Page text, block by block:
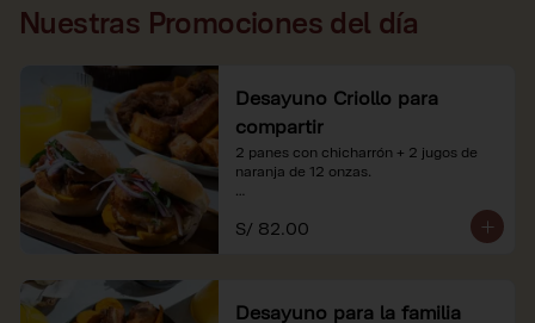
Nuestras Promociones del día
Desayuno Criollo para
compartir
2 panes con chicharrón + 2 jugos de
naranja de 12 onzas.
*Nuestros precios están expresados en
soles e incluyen impuestos de ley y
S/ 82.00
Desayuno para la familia